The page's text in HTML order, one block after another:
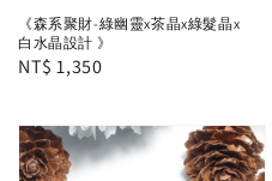
《森系聚財-綠幽靈x茶晶x綠髮晶x
白水晶設計 》
Regular
NT$ 1,350